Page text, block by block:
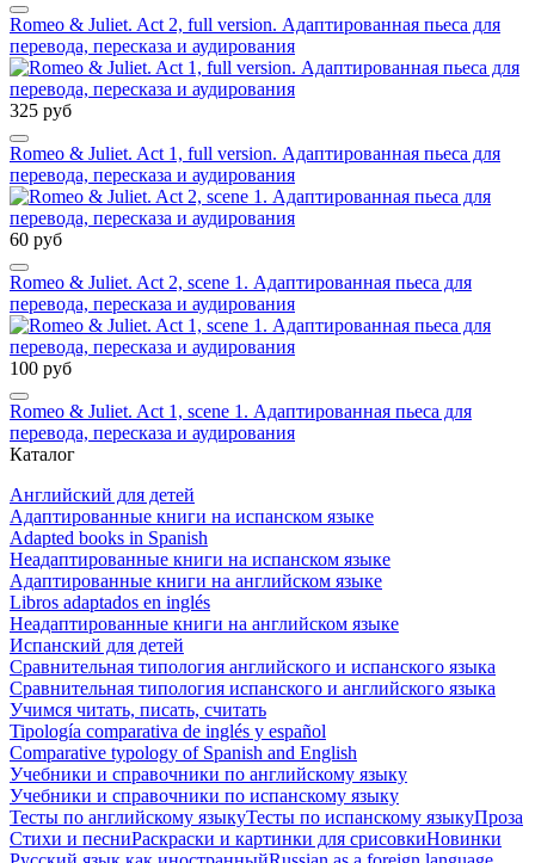
Romeo & Juliet. Act 2, full version. Адаптированная пьеса для
перевода, пересказа и аудирования
325 руб
Romeo & Juliet. Act 1, full version. Адаптированная пьеса для
перевода, пересказа и аудирования
60 руб
Romeo & Juliet. Act 2, scene 1. Адаптированная пьеса для
перевода, пересказа и аудирования
100 руб
Romeo & Juliet. Act 1, scene 1. Адаптированная пьеса для
перевода, пересказа и аудирования
Каталог
Английский для детей
Адаптированные книги на испанском языке
Adapted books in Spanish
Неадаптированные книги на испанском языке
Адаптированные книги на английском языке
Libros adaptados en inglés
Неадаптированные книги на английском языке
Испанский для детей
Сравнительная типология английского и испанского языка
Сравнительная типология испанского и английского языка
Учимся читать, писать, считать
Tipología comparativa de inglés y español
Comparative typology of Spanish and English
Учебники и справочники по английскому языку
Учебники и справочники по испанскому языку
Тесты по английскому языкуТесты по испанскому языкуПроза
Стихи и песниРаскраски и картинки для срисовкиНовинки